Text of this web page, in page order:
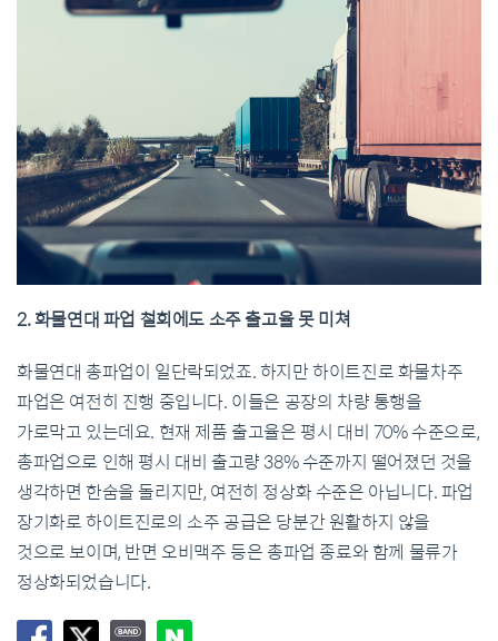
2. 화물연대 파업 철회에도 소주 출고율 못 미쳐
화물연대 총파업이 일단락되었죠. 하지만 하이트진로 화물차주
파업은 여전히 진행 중입니다. 이들은 공장의 차량 통행을
가로막고 있는데요. 현재 제품 출고율은 평시 대비 70% 수준으로,
총파업으로 인해 평시 대비 출고량 38% 수준까지 떨어졌던 것을
생각하면 한숨을 돌리지만, 여전히 정상화 수준은 아닙니다. 파업
장기화로 하이트진로의 소주 공급은 당분간 원활하지 않을
것으로 보이며, 반면 오비맥주 등은 총파업 종료와 함께 물류가
정상화되었습니다.